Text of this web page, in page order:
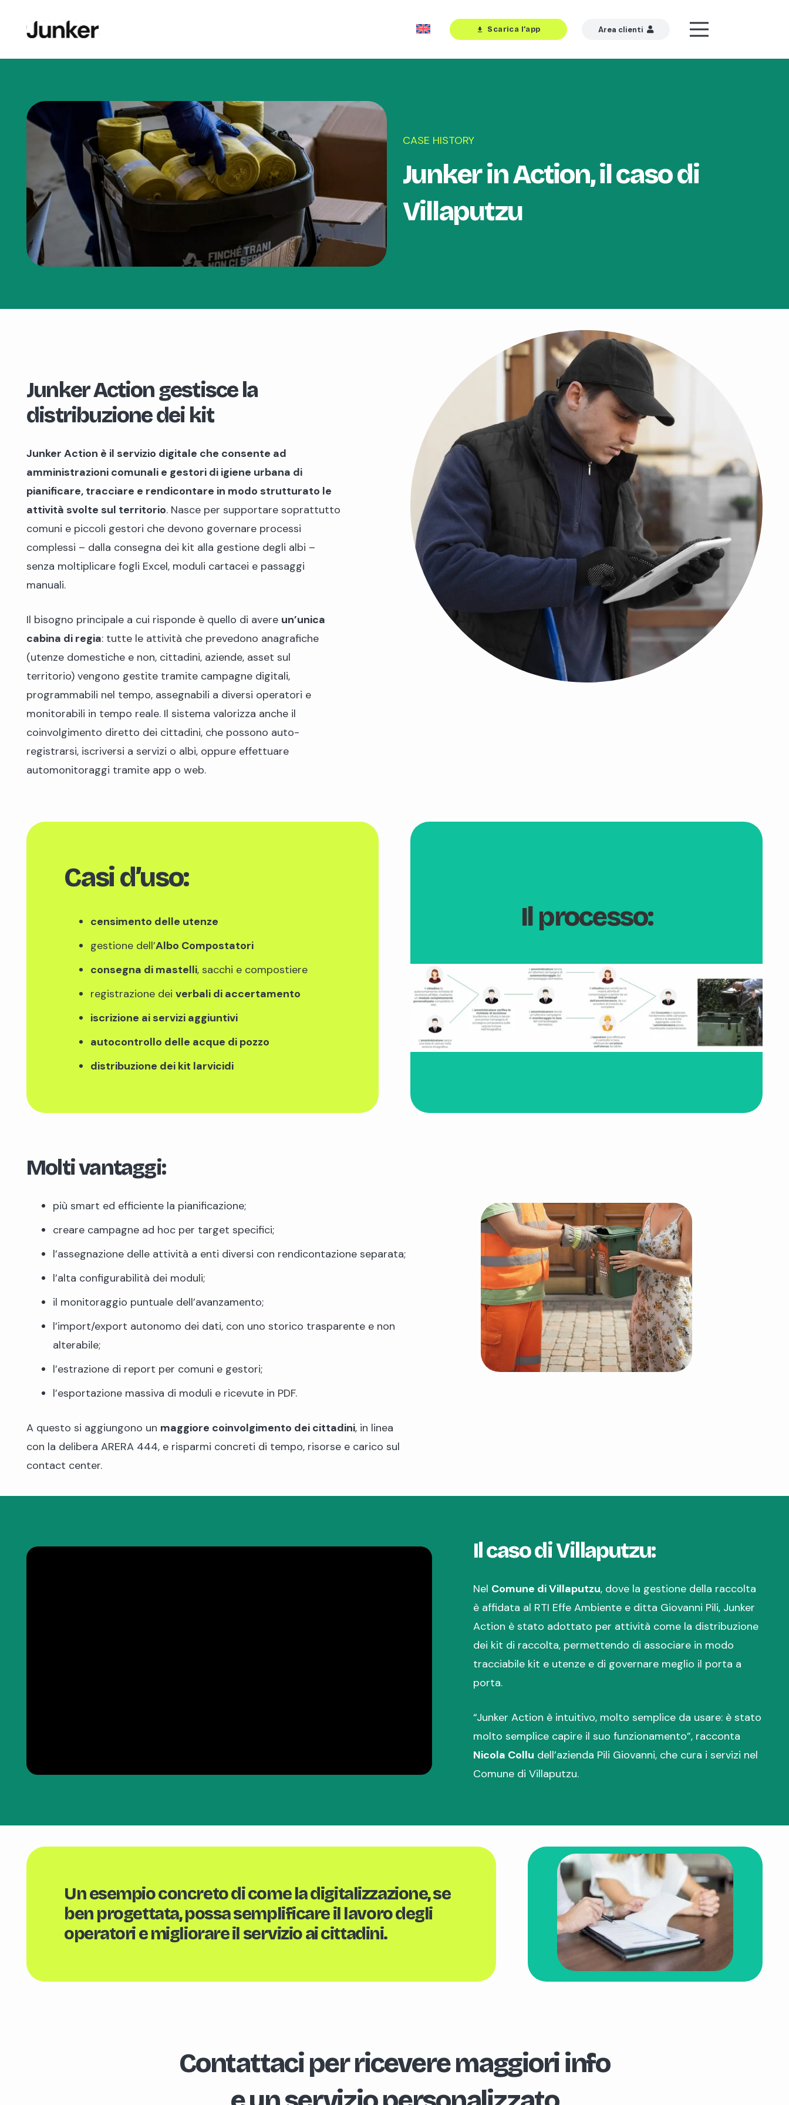
download Scarica l’app Area clienti
CASE HISTORY
Junker in Action, il caso di
Villaputzu
Junker Action gestisce la
distribuzione dei kit
Junker Action è il servizio digitale che consente ad
amministrazioni comunali e gestori di igiene urbana di
pianificare, tracciare e rendicontare in modo strutturato le
attività svolte sul territorio. Nasce per supportare soprattutto
comuni e piccoli gestori che devono governare processi
complessi – dalla consegna dei kit alla gestione degli albi –
senza moltiplicare fogli Excel, moduli cartacei e passaggi
manuali.
Il bisogno principale a cui risponde è quello di avere un’unica
cabina di regia: tutte le attività che prevedono anagrafiche
(utenze domestiche e non, cittadini, aziende, asset sul
territorio) vengono gestite tramite campagne digitali,
programmabili nel tempo, assegnabili a diversi operatori e
monitorabili in tempo reale. Il sistema valorizza anche il
coinvolgimento diretto dei cittadini, che possono auto-
registrarsi, iscriversi a servizi o albi, oppure effettuare
automonitoraggi tramite app o web.
Casi d’uso:
censimento delle utenze
gestione dell’Albo Compostatori
consegna di mastelli, sacchi e compostiere
registrazione dei verbali di accertamento
iscrizione ai servizi aggiuntivi
autocontrollo delle acque di pozzo
distribuzione dei kit larvicidi
Il processo:
Molti vantaggi:
più smart ed efficiente la pianificazione;
creare campagne ad hoc per target specifici;
l’assegnazione delle attività a enti diversi con rendicontazione separata;
l’alta configurabilità dei moduli;
il monitoraggio puntuale dell’avanzamento;
l’import/export autonomo dei dati, con uno storico trasparente e non
alterabile;
l’estrazione di report per comuni e gestori;
l’esportazione massiva di moduli e ricevute in PDF.
A questo si aggiungono un maggiore coinvolgimento dei cittadini, in linea
con la delibera ARERA 444, e risparmi concreti di tempo, risorse e carico sul
contact center.
Il caso di Villaputzu:
Nel Comune di Villaputzu, dove la gestione della raccolta
è affidata al RTI Effe Ambiente e ditta Giovanni Pili, Junker
Action è stato adottato per attività come la distribuzione
dei kit di raccolta, permettendo di associare in modo
tracciabile kit e utenze e di governare meglio il porta a
porta.
“Junker Action è intuitivo, molto semplice da usare: è stato
molto semplice capire il suo funzionamento”, racconta
Nicola Collu dell’azienda Pili Giovanni, che cura i servizi nel
Comune di Villaputzu.
Un esempio concreto di come la digitalizzazione, se
ben progettata, possa semplificare il lavoro degli
operatori e migliorare il servizio ai cittadini.
Contattaci per ricevere maggiori info